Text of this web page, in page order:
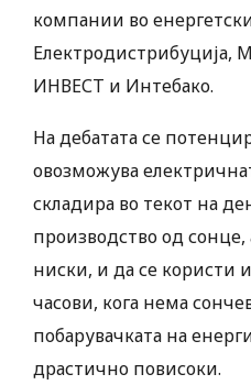
компании во
ИНВЕСТ и Интебако.
На дебатата се
овозможува
складира во текот на
производство од
ниски, и да се користи
часови, кога нема
побарувачката на
драстично повисоки.